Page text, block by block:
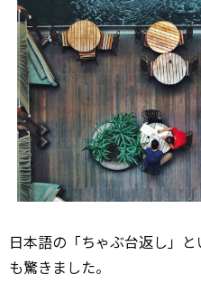
日本語の「ちゃぶ台返し」と
も驚きました。